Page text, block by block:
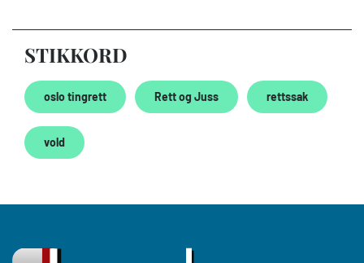
STIKKORD
oslo tingrett Rett og Juss rettssak
vold